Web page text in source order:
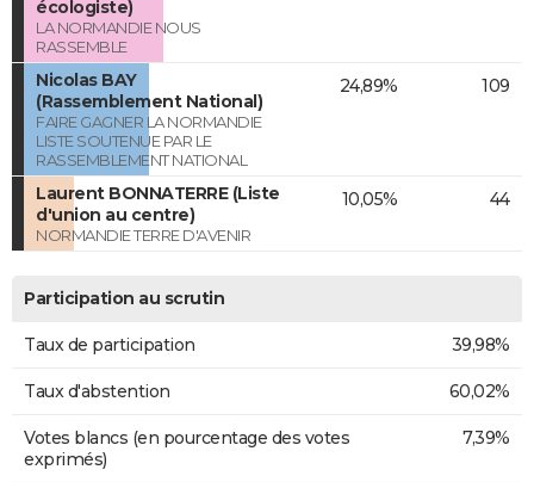
écologiste)
LA NORMANDIE NOUS
RASSEMBLE
Nicolas BAY
(Rassemblement National)
FAIRE GAGNER LA NORMANDIE
LISTE SOUTENUE PAR LE
RASSEMBLEMENT NATIONAL
24,89% 109
Laurent BONNATERRE (Liste
d'union au centre)
NORMANDIE TERRE D'AVENIR
10,05% 44
Participation au scrutin
Taux de participation 39,98%
Taux d'abstention 60,02%
Votes blancs (en pourcentage des votes
exprimés)
7,39%